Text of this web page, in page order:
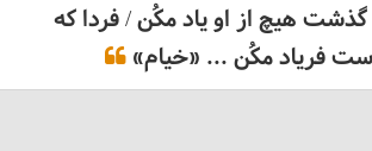
هیچ از او یاد مکُن / فردا که
فریاد مکُن ... «خیام»